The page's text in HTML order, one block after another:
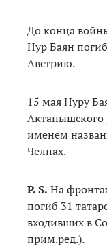
До конца
Нур Баян
Австрию.
15 мая Нуру
Актанышского
именем
Челнах.
Р. S. На
погиб 31
входивших в
прим.ред.).